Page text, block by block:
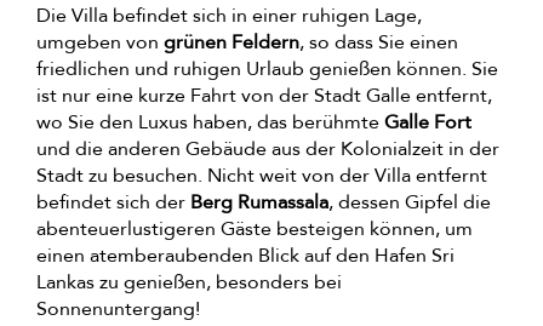
Die Villa befindet sich in einer ruhigen Lage,
umgeben von grünen Feldern, so dass Sie einen
friedlichen und ruhigen Urlaub genießen können. Sie
ist nur eine kurze Fahrt von der Stadt Galle entfernt,
wo Sie den Luxus haben, das berühmteGalle Fort
und die anderen Gebäude aus der Kolonialzeit in der
Stadt zu besuchen. Nicht weit von der Villa entfernt
befindet sich der Berg Rumassala, dessen Gipfel die
abenteuerlustigeren Gäste besteigen können, um
einen atemberaubenden Blick auf den Hafen Sri
Lankas zu genießen, besonders bei
Sonnenuntergang!